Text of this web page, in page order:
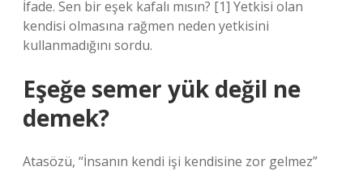
İfade. Sen bir eşek kafalı mısın? [1] Yetkisi olan
kendisi olmasına rağmen neden yetkisini
kullanmadığını sordu.
Eşeğe semer yük değil ne
demek?
Atasözü, “İnsanın kendi işi kendisine zor gelmez”